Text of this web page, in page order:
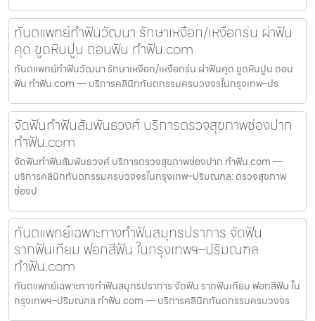
ทันตแพทย์ทำฟันวัฒนา รักษาเหงือก/เหงือกร่น ผ่าฟัน
คุด ขูดหินปูน ถอนฟัน ทำฟัน.com
ทันตแพทย์ทำฟันวัฒนา รักษาเหงือก/เหงือกร่น ผ่าฟันคุด ขูดหินปูน ถอน
ฟัน ทำฟัน.com — บริการคลินิกทันตกรรมครบวงจรในกรุงเทพ–ปร
จัดฟันทำฟันสัมพันธวงศ์ บริการตรวจสุขภาพช่องปาก
ทำฟัน.com
จัดฟันทำฟันสัมพันธวงศ์ บริการตรวจสุขภาพช่องปาก ทำฟัน.com —
บริการคลินิกทันตกรรมครบวงจรในกรุงเทพ–ปริมณฑล: ตรวจสุขภาพ
ช่องป
ทันตแพทย์เฉพาะทางทำฟันสมุทรปราการ จัดฟัน
รากฟันเทียม ฟอกสีฟัน ในกรุงเทพฯ–ปริมณฑล
ทำฟัน.com
ทันตแพทย์เฉพาะทางทำฟันสมุทรปราการ จัดฟัน รากฟันเทียม ฟอกสีฟัน ใน
กรุงเทพฯ–ปริมณฑล ทำฟัน.com — บริการคลินิกทันตกรรมครบวงจร